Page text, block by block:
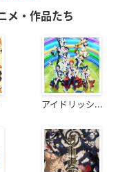
メ・作品たち
アイドリッシ...